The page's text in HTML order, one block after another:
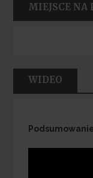
MIEJSCE NA
WIDEO